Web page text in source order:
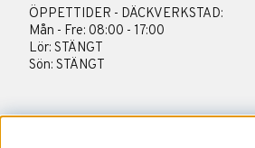
ÖPPETTIDER - DÄCKVERKSTAD:
Mån - Fre: 08:00 - 17:00
Lör: STÄNGT
Sön: STÄNGT